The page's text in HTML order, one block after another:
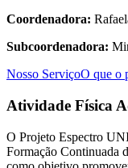
Coordenadora:
Subcoordenadora:
Nosso ServiçoO que o
Atividade Física
O Projeto Espectro
Formação Continuada